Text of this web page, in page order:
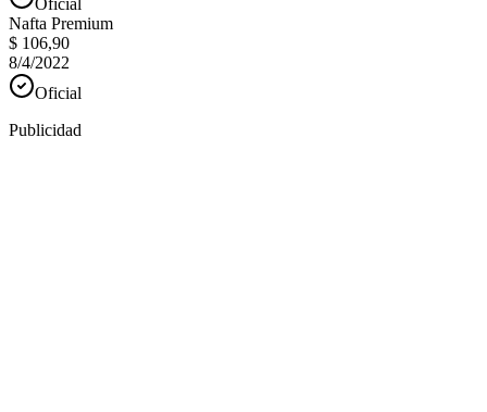
Nafta Premium
$ 106,90
8/4/2022
Oficial
Publicidad